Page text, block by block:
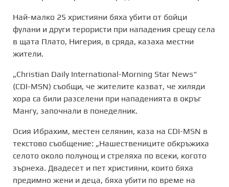
Най-малко 25 християни бяха убити от бойци
фулани и други терористи при нападения срещу села
в щата Плато, Нигерия, в сряда, казаха местни
жители.
„Christian Daily International-Morning Star News“
(CDI-MSN) съобщи, че жителите казват, че хиляди
хора са били разселени при нападенията в окръг
Мангу, започнали в понеделник.
Осия Ибрахим, местен селянин, каза на CDI-MSN в
текстово съобщение: „Нашествениците обкръжиха
селото около полунощ и стреляха по всеки, когото
зърнеха. Двадесет и пет християни, които бяха
предимно жени и деца, бяха убити по време на